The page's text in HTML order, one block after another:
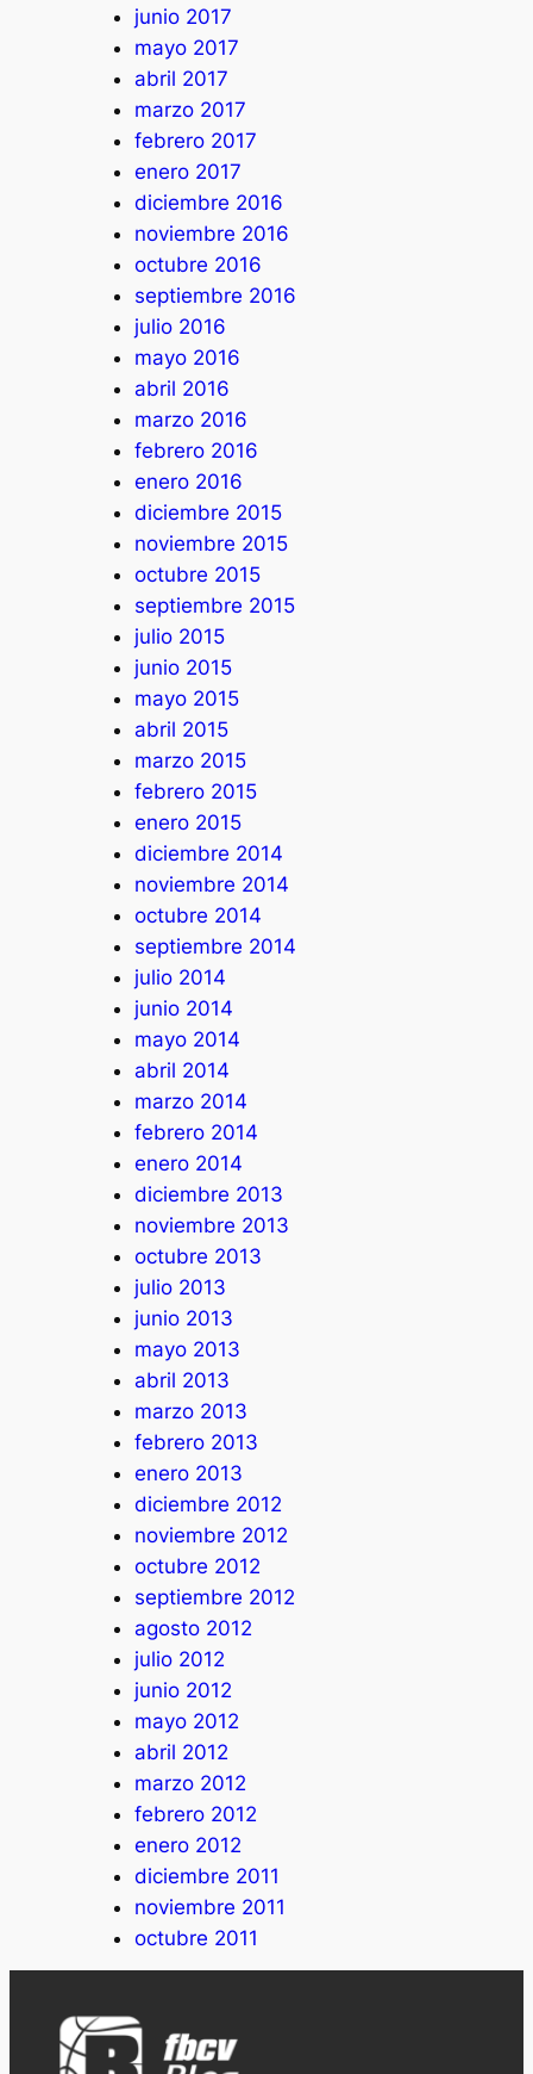
junio 2017
mayo 2017
abril 2017
marzo 2017
febrero 2017
enero 2017
diciembre 2016
noviembre 2016
octubre 2016
septiembre 2016
julio 2016
mayo 2016
abril 2016
marzo 2016
febrero 2016
enero 2016
diciembre 2015
noviembre 2015
octubre 2015
septiembre 2015
julio 2015
junio 2015
mayo 2015
abril 2015
marzo 2015
febrero 2015
enero 2015
diciembre 2014
noviembre 2014
octubre 2014
septiembre 2014
julio 2014
junio 2014
mayo 2014
abril 2014
marzo 2014
febrero 2014
enero 2014
diciembre 2013
noviembre 2013
octubre 2013
julio 2013
junio 2013
mayo 2013
abril 2013
marzo 2013
febrero 2013
enero 2013
diciembre 2012
noviembre 2012
octubre 2012
septiembre 2012
agosto 2012
julio 2012
junio 2012
mayo 2012
abril 2012
marzo 2012
febrero 2012
enero 2012
diciembre 2011
noviembre 2011
octubre 2011